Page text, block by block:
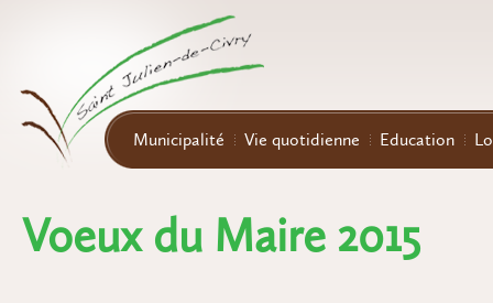
Municipalité Vie quotidienne Education
Voeux du Maire 2015